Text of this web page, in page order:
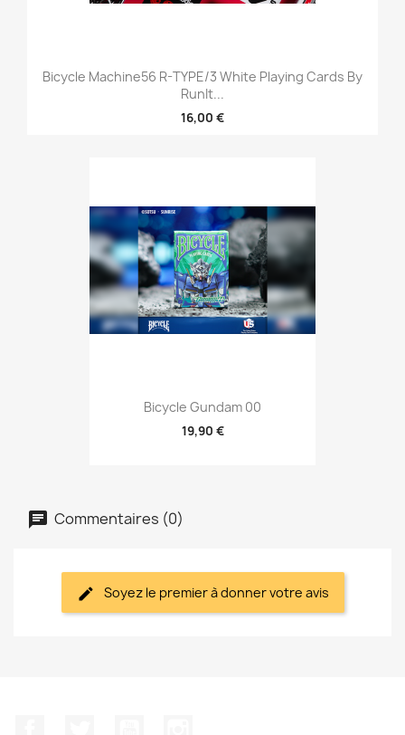
Bicycle Machine56 R-TYPE/3 White Playing Cards By
RunIt...
16,00 €
Bicycle Gundam 00
19,90 €
Commentaires (0)
Soyez le premier à donner votre avis